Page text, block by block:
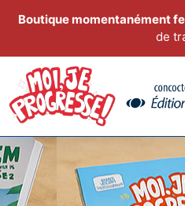
Boutique momentanément
de